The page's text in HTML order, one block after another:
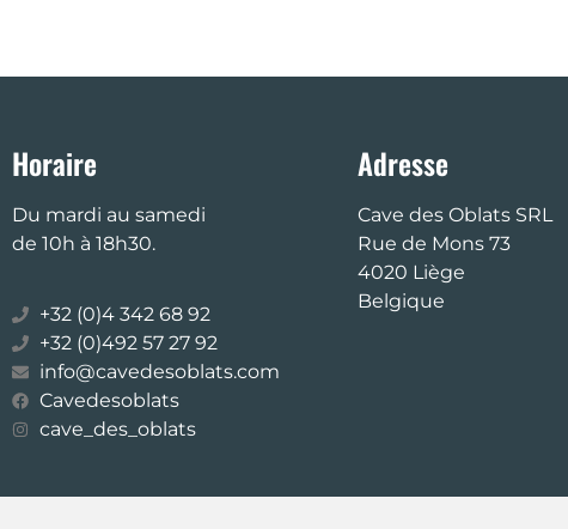
Horaire
Du mardi au samedi
de 10h à 18h30.
+32 (0)4 342 68 92
+32 (0)492 57 27 92
info@cavedesoblats.com
Cavedesoblats
cave_des_oblats
Adresse
Cave des Oblats SRL
Rue de Mons 73
4020 Liège
Belgique